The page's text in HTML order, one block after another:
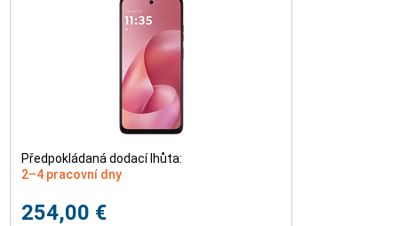
Předpokládaná dodací lhůta:
2–4 pracovní dny
254,00 €